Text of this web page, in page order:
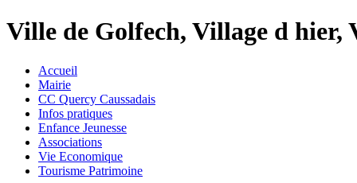
Ville de Golfech, Village d
Accueil
Mairie
CC Quercy Caussadais
Infos pratiques
Enfance Jeunesse
Associations
Vie Economique
Tourisme Patrimoine